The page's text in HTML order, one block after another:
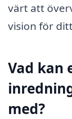
värt att
vision för
Vad kan
med?